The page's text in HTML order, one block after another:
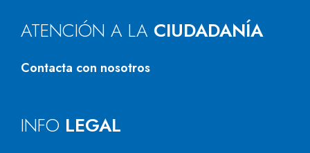
ATENCIÓN A LA CIUDADANÍA
Contacta con nosotros
INFO LEGAL